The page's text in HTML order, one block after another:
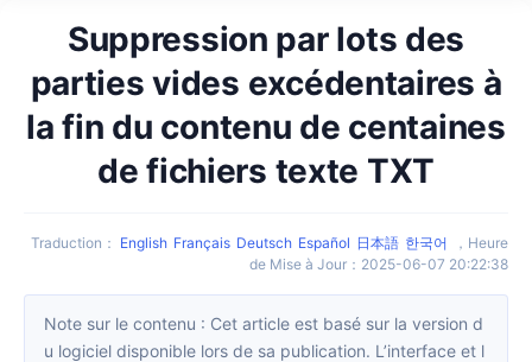
Suppression par lots des
parties vides excédentaires à
la fin du contenu de centaines
de fichiers texte TXT
Traduction ： English Français Deutsch Español 日本語 한국어 ， Heure
de Mise à Jour ： 2025-06-07 20:22:38
Note sur le contenu : Cet article est basé sur la version d
u logiciel disponible lors de sa publication. L’interface et l